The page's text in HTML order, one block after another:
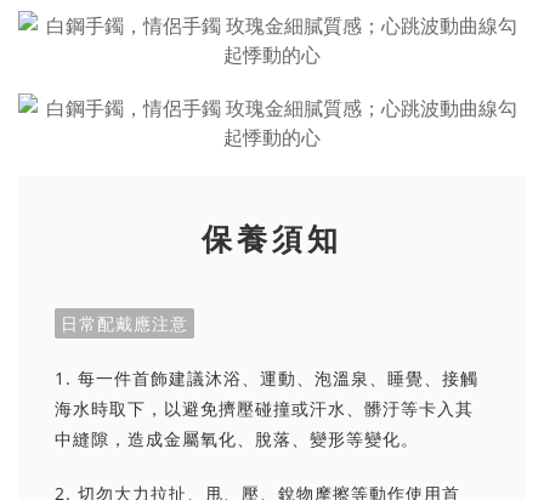
保養須知
日常配戴應注意
1. 每一件首飾建議沐浴、運動、泡溫泉、睡覺、接觸
海水時取下，以避免擠壓碰撞或汗水、髒汙等卡入其
中縫隙，造成金屬氧化、脫落、變形等變化。
2. 切勿大力拉扯、甩、壓、銳物摩擦等動作使用首